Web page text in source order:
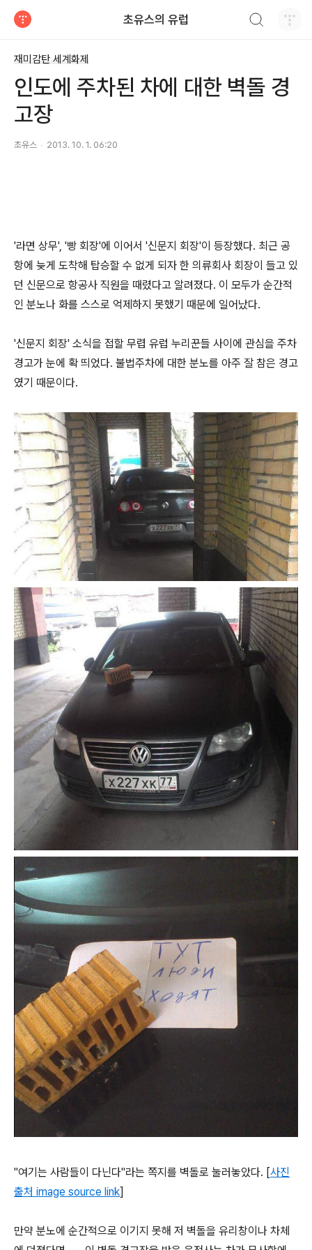
초유스의 유럽
재미감탄 세계화제
인도에 주차된 차에 대한 벽돌 경
고장
초유스 2013. 10. 1. 06:20
'라면 상무', '빵 회장'에 이어서 '신문지 회장'이 등장했다. 최근 공
항에 늦게 도착해 탑승할 수 없게 되자 한 의류회사 회장이 들고 있
던 신문으로 항공사 직원을 때렸다고 알려졌다. 이 모두가 순간적
인 분노나 화를 스스로 억제하지 못했기 때문에 일어났다.
'신문지 회장' 소식을 접할 무렵 유럽 누리꾼들 사이에 관심을 주차
경고가 눈에 확 띄었다. 불법주차에 대한 분노를 아주 잘 참은 경고
였기 때문이다.
"여기는 사람들이 다닌다"라는 쪽지를 벽돌로 눌러놓았다. [사진
출처 image source link]
만약 분노에 순간적으로 이기지 못해 저 벽돌을 유리창이나 차체